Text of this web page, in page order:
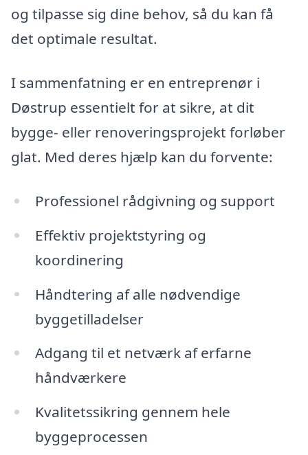
og tilpasse sig dine behov, så du kan få
det optimale resultat.
I sammenfatning er en entreprenør i
Døstrup essentielt for at sikre, at dit
bygge- eller renoveringsprojekt forløber
glat. Med deres hjælp kan du forvente:
Professionel rådgivning og support
Effektiv projektstyring og
koordinering
Håndtering af alle nødvendige
byggetilladelser
Adgang til et netværk af erfarne
håndværkere
Kvalitetssikring gennem hele
byggeprocessen